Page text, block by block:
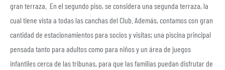
gran terraza. En el segundo piso, se considera una segunda terraza, la
cual tiene vista a todas las canchas del Club. Además, contamos con gran
cantidad de estacionamientos para socios y visitas; una piscina principal
pensada tanto para adultos como para niños y un área de juegos
infantiles cerca de las tribunas, para que las familias puedan disfrutar de